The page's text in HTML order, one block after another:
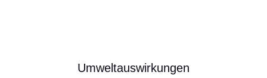
Umweltauswirkungen